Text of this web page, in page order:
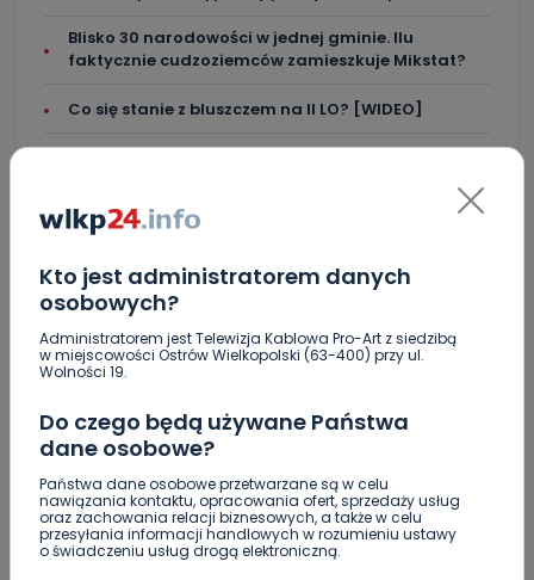
Kto jest administratorem danych
osobowych?
Administratorem jest Telewizja Kablowa Pro-Art z siedzibą
w miejscowości Ostrów Wielkopolski (63-400) przy ul.
Wolności 19.
Do czego będą używane Państwa
dane osobowe?
Państwa dane osobowe przetwarzane są w celu
nawiązania kontaktu, opracowania ofert, sprzedaży usług
oraz zachowania relacji biznesowych, a także w celu
przesyłania informacji handlowych w rozumieniu ustawy
o świadczeniu usług drogą elektroniczną.
Blisko 30 narodowości w jednej gminie. Ilu
faktycznie cudzoziemców zamieszkuje Mikstat?
Co się stanie z bluszczem na II LO? [WIDEO]
Upały i burze. Porady dla właścicieli zwierząt
Raulin, Witkowska, Marciniak, Kowalska. "Odyseja
Auto rozbite na drzewie. Poszkodowani nie mogli z
niego wyjść [FOTO]
Nastolatek w szpitalu po zderzeniu osobówki z
motocyklem
KOMENTARZE (4)